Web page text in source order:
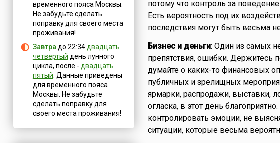
временного пояса Москвы.
Не забудьте сделать
поправку для своего места
проживания!
Завтра до 22:34 двадцать
четвертый день лунного
цикла, после - двадцать
пятый . Данные приведены
для временного пояса
Москвы. Не забудьте
сделать поправку для
своего места проживания!
потому что контроль за
Есть вероятность под их
последствия могут быть весьма
Бизнес и деньги: Один из самых
препятствия, ошибки.
думайте о каких-то финансовых
публичных и зрелищных
ярмарки, распродажи, выставки,
огласка, в этот день
контролировать эмоции, не
ситуации, которые весьма